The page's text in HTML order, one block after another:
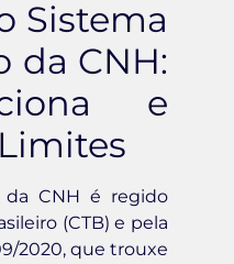
Sistema
da CNH:
e
CNH é regido
(CTB) e pela
2020, que trouxe